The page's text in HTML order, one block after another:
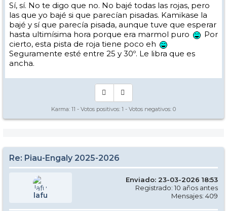
Sí, sí. No te digo que no. No bajé todas las rojas, pero
las que yo bajé si que parecían pisadas. Kamikase la
bajé y sí que parecía pisada, aunque tuve que esperar
hasta ultimísima hora porque era marmol puro
Por
cierto, esta pista de roja tiene poco eh
Seguramente esté entre 25 y 30º. Le libra que es
ancha.
Karma: 11 - Votos positivos: 1 - Votos negativos: 0
Re: Piau-Engaly 2025-2026
lafu
Enviado: 23-03-2026 18:53
Registrado: 10 años antes
Mensajes: 409